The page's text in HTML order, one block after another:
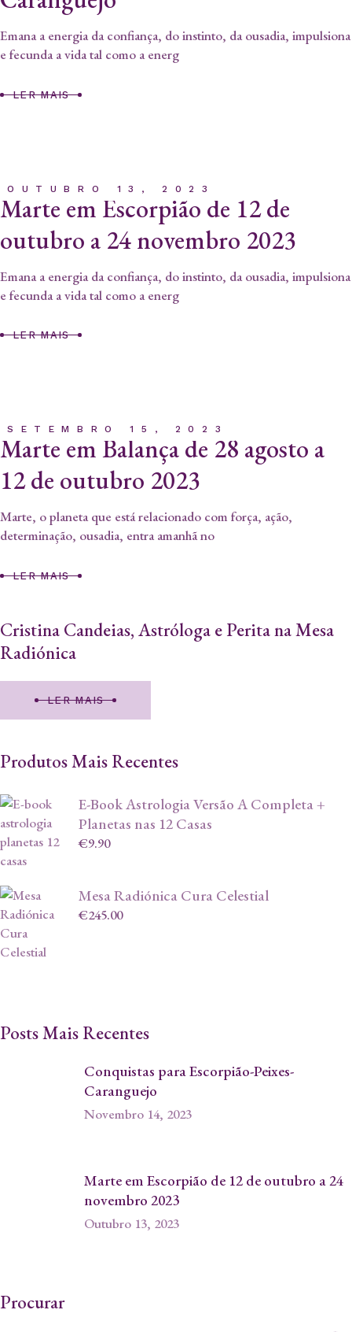
Emana a energia da confiança, do instinto, da ousadia, impulsiona
e fecunda a vida tal como a energ
LER MAIS
OUTUBRO 13, 2023
Marte em Escorpião de 12 de
outubro a 24 novembro 2023
Emana a energia da confiança, do instinto, da ousadia, impulsiona
e fecunda a vida tal como a energ
LER MAIS
SETEMBRO 15, 2023
Marte em Balança de 28 agosto a
12 de outubro 2023
Marte, o planeta que está relacionado com força, ação,
determinação, ousadia, entra amanhã no
LER MAIS
Cristina Candeias, Astróloga e Perita na Mesa
Radiónica
LER MAIS
Produtos Mais Recentes
E-Book Astrologia Versão A Completa +
Planetas nas 12 Casas
€9.90
Mesa Radiónica Cura Celestial
€245.00
Posts Mais Recentes
Conquistas para Escorpião-Peixes-
Caranguejo
Novembro 14, 2023
Marte em Escorpião de 12 de outubro a 24
novembro 2023
Outubro 13, 2023
Procurar